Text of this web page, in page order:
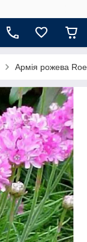
Армія рожева